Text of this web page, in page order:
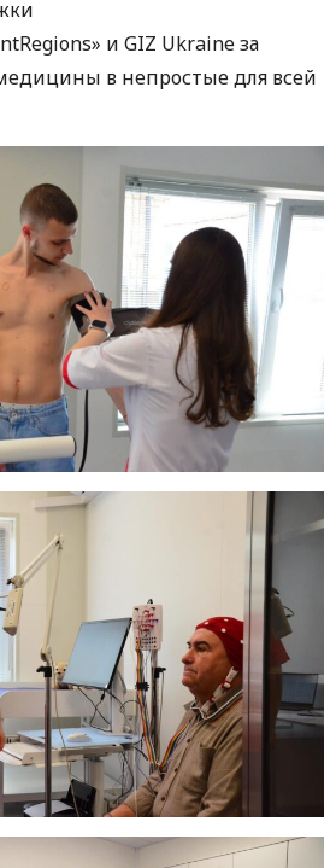
и GIZ Ukraine за
в непростые для всей